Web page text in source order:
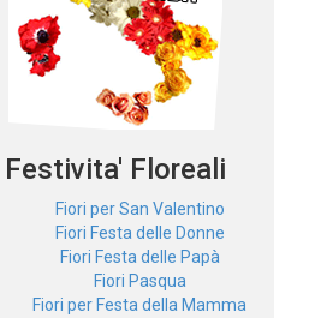
Festivita' Floreali
Fiori per San Valentino
Fiori Festa delle Donne
Fiori Festa delle Papà
Fiori Pasqua
Fiori per Festa della Mamma